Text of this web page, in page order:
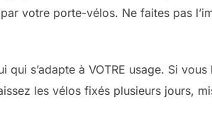
votre porte-vélos. Ne faites pas
qui s’adapte à VOTRE usage. Si
les vélos fixés plusieurs jours,